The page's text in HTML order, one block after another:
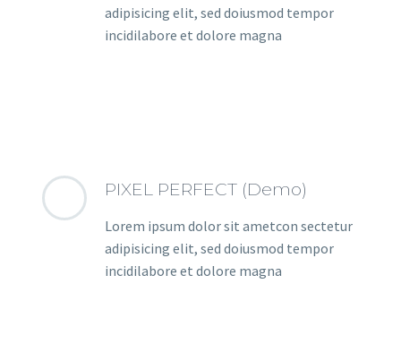
adipisicing elit, sed doiusmod tempor
incidilabore et dolore magna
PIXEL PERFECT (Demo)
Lorem ipsum dolor sit ametcon sectetur
adipisicing elit, sed doiusmod tempor
incidilabore et dolore magna